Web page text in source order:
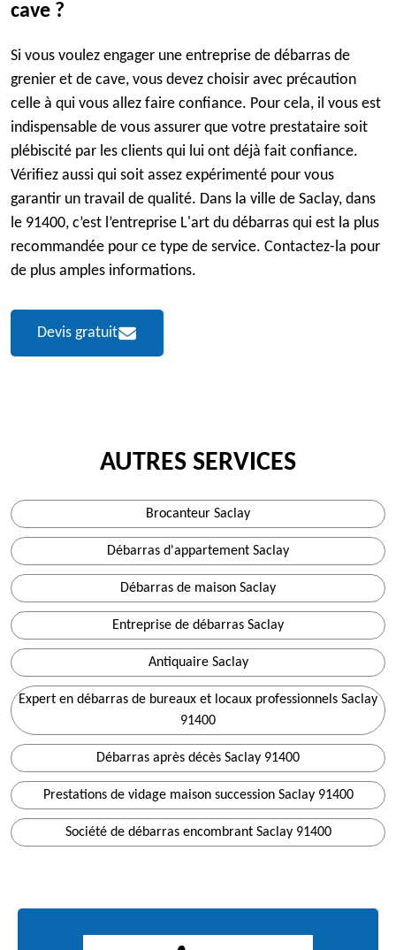
cave ?
Si vous voulez engager une entreprise de débarras de
grenier et de cave, vous devez choisir avec précaution
celle à qui vous allez faire confiance. Pour cela, il vous est
indispensable de vous assurer que votre prestataire soit
plébiscité par les clients qui lui ont déjà fait confiance.
Vérifiez aussi qui soit assez expérimenté pour vous
garantir un travail de qualité. Dans la ville de Saclay, dans
le 91400, c’est l’entreprise L'art du débarras qui est la plus
recommandée pour ce type de service. Contactez-la pour
de plus amples informations.
Devis gratuit
AUTRES SERVICES
Brocanteur Saclay
Débarras d'appartement Saclay
Débarras de maison Saclay
Entreprise de débarras Saclay
Antiquaire Saclay
Expert en débarras de bureaux et locaux professionnels Saclay
91400
Débarras après décès Saclay 91400
Prestations de vidage maison succession Saclay 91400
Société de débarras encombrant Saclay 91400